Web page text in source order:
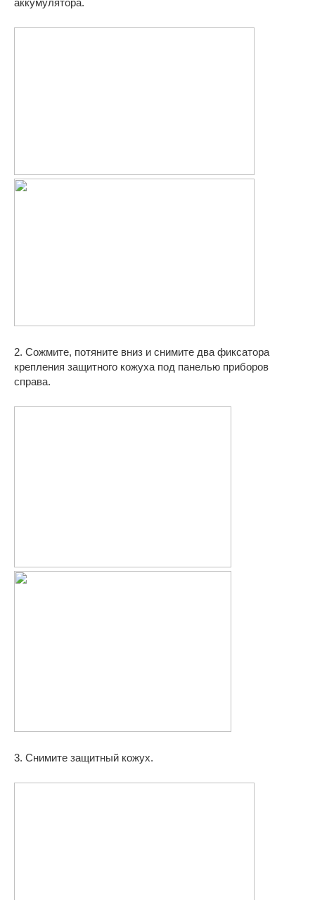
аккумулятора.
2. Сожмите, потяните вниз и снимите два фиксатора
крепления защитного кожуха под панелью приборов
справа.
3. Снимите защитный кожух.